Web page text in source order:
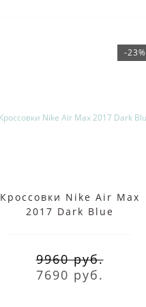
-23%
Кроссовки Nike Air Max
2017 Dark Blue
9960 руб.
7690 руб.